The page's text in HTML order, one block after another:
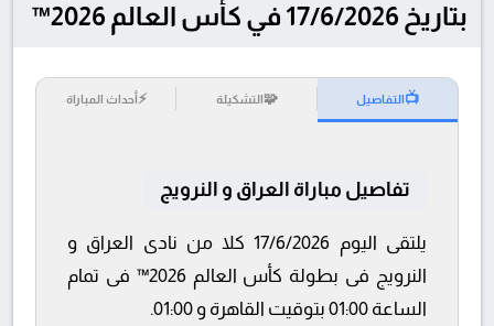
بتاريخ 17/6/2026 في كأس العالم 2026™
📺التفاصيل 🧩التشكيلة ⚡أحداث المباراة
تفاصيل مباراة العراق و النرويج
يلتقى اليوم 17/6/2026 كلا من نادى العراق و
النرويج فى بطولة كأس العالم 2026™ فى تمام
الساعة 01:00 بتوقيت القاهرة و 01:00.